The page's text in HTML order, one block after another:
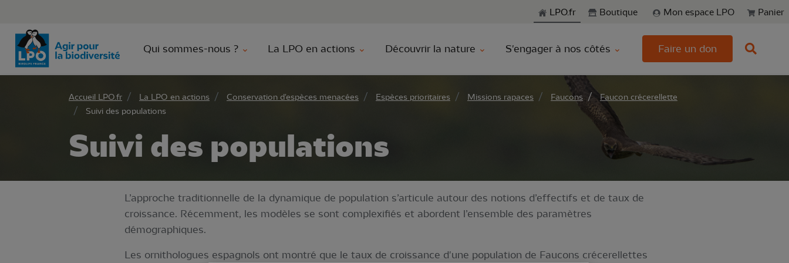
Aller à la rechercheLPO.fr Boutique Mon espace LPO Panier
Qui sommes-nous ? La LPO en actions Découvrir la nature S'engager à nos côtés Faire un don
Accueil LPO.fr La LPO en actions Conservation d'espèces menacées Espèces prioritaires Missions rapaces Faucons
Faucon crécerellette
Suivi des populations
Suivi des populations
L’approche traditionnelle de la dynamique de population s’articule autour des notions d’effectifs et de taux de
croissance. Récemment, les modèles se sont complexifiés et abordent l’ensemble des paramètres
démographiques.
Les ornithologues espagnols ont montré que le taux de croissance d'une population de Faucons crécerellettes